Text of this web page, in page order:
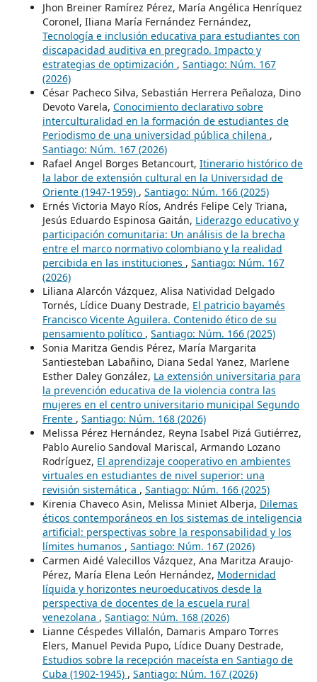
Jhon Breiner Ramírez Pérez, María Angélica Henríquez
Coronel, Iliana María Fernández Fernández,
Tecnología e inclusión educativa para estudiantes con
discapacidad auditiva en pregrado. Impacto y
estrategias de optimización , Santiago: Núm. 167
(2026)
César Pacheco Silva, Sebastián Herrera Peñaloza, Dino
Devoto Varela, Conocimiento declarativo sobre
interculturalidad en la formación de estudiantes de
Periodismo de una universidad pública chilena ,
Santiago: Núm. 167 (2026)
Rafael Angel Borges Betancourt, Itinerario histórico de
la labor de extensión cultural en la Universidad de
Oriente (1947-1959) , Santiago: Núm. 166 (2025)
Ernés Victoria Mayo Ríos, Andrés Felipe Cely Triana,
Jesús Eduardo Espinosa Gaitán, Liderazgo educativo y
participación comunitaria: Un análisis de la brecha
entre el marco normativo colombiano y la realidad
percibida en las instituciones , Santiago: Núm. 167
(2026)
Liliana Alarcón Vázquez, Alisa Natividad Delgado
Tornés, Lídice Duany Destrade, El patricio bayamés
Francisco Vicente Aguilera. Contenido ético de su
pensamiento político , Santiago: Núm. 166 (2025)
Sonia Maritza Gendis Pérez, María Margarita
Santiesteban Labañino, Diana Sedal Yanez, Marlene
Esther Daley González, La extensión universitaria para
la prevención educativa de la violencia contra las
mujeres en el centro universitario municipal Segundo
Frente , Santiago: Núm. 168 (2026)
Melissa Pérez Hernández, Reyna Isabel Pizá Gutiérrez,
Pablo Aurelio Sandoval Mariscal, Armando Lozano
Rodríguez, El aprendizaje cooperativo en ambientes
virtuales en estudiantes de nivel superior: una
revisión sistemática , Santiago: Núm. 166 (2025)
Kirenia Chaveco Asin, Melissa Miniet Alberja, Dilemas
éticos contemporáneos en los sistemas de inteligencia
artificial: perspectivas sobre la responsabilidad y los
límites humanos , Santiago: Núm. 167 (2026)
Carmen Aidé Valecillos Vázquez, Ana Maritza Araujo-
Pérez, María Elena León Hernández, Modernidad
líquida y horizontes neuroeducativos desde la
perspectiva de docentes de la escuela rural
venezolana , Santiago: Núm. 168 (2026)
Lianne Céspedes Villalón, Damaris Amparo Torres
Elers, Manuel Pevida Pupo, Lídice Duany Destrade,
Estudios sobre la recepción maceísta en Santiago de
Cuba (1902-1945) , Santiago: Núm. 167 (2026)